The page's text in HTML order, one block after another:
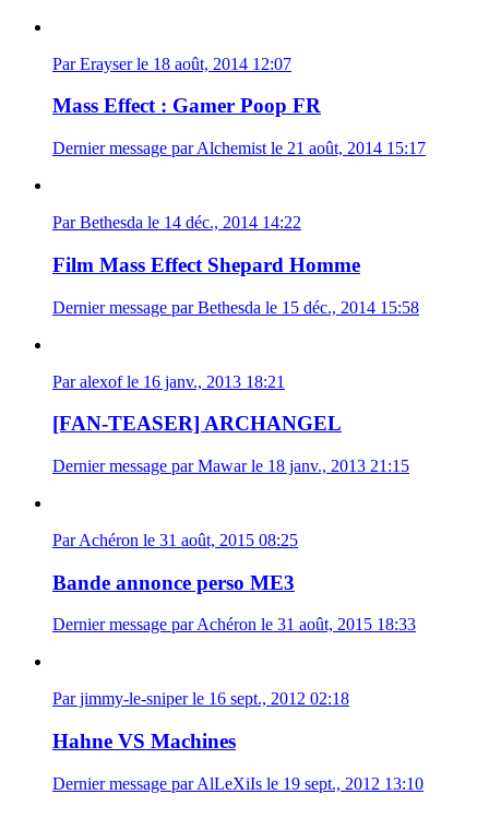
Par Erayser le 18 août, 2014 12:07
Mass Effect : Gamer Poop FR
Dernier message par Alchemist le 21 août, 2014 15:17
Par Bethesda le 14 déc., 2014 14:22
Film Mass Effect Shepard Homme
Dernier message par Bethesda le 15 déc., 2014 15:58
Par alexof le 16 janv., 2013 18:21
[FAN-TEASER] ARCHANGEL
Dernier message par Mawar le 18 janv., 2013 21:15
Par Achéron le 31 août, 2015 08:25
Bande annonce perso ME3
Dernier message par Achéron le 31 août, 2015 18:33
Par jimmy-le-sniper le 16 sept., 2012 02:18
Hahne VS Machines
Dernier message par AlLeXiIs le 19 sept., 2012 13:10